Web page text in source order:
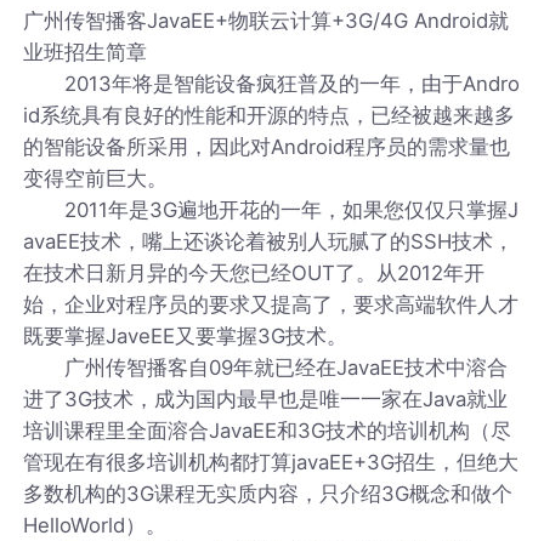
广州传智播客JavaEE+物联云计算+3G/4G Android就
业班招生简章
2013年将是智能设备疯狂普及的一年，由于Andro
id系统具有良好的性能和开源的特点，已经被越来越多
的智能设备所采用，因此对Android程序员的需求量也
变得空前巨大。
2011年是3G遍地开花的一年，如果您仅仅只掌握J
avaEE技术，嘴上还谈论着被别人玩腻了的SSH技术，
在技术日新月异的今天您已经OUT了。从2012年开
始，企业对程序员的要求又提高了，要求高端软件人才
既要掌握JaveEE又要掌握3G技术。
广州传智播客自09年就已经在JavaEE技术中溶合
进了3G技术，成为国内最早也是唯一一家在Java就业
培训课程里全面溶合JavaEE和3G技术的培训机构（尽
管现在有很多培训机构都打算javaEE+3G招生，但绝大
多数机构的3G课程无实质内容，只介绍3G概念和做个
HelloWorld）。